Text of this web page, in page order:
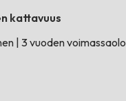
kattavuus
3 vuoden voimassaolo